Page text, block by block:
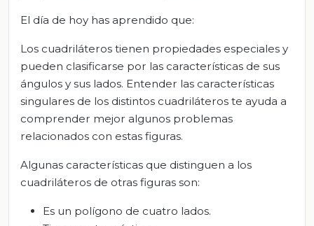
El día de hoy has aprendido que:
Los cuadriláteros tienen propiedades especiales y
pueden clasificarse por las características de sus
ángulos y sus lados. Entender las características
singulares de los distintos cuadriláteros te ayuda a
comprender mejor algunos problemas
relacionados con estas figuras.
Algunas características que distinguen a los
cuadriláteros de otras figuras son:
Es un polígono de cuatro lados.